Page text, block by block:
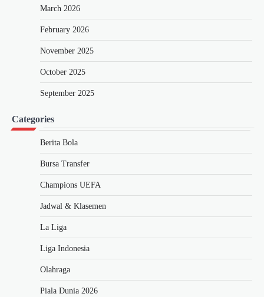
March 2026
February 2026
November 2025
October 2025
September 2025
Categories
Berita Bola
Bursa Transfer
Champions UEFA
Jadwal & Klasemen
La Liga
Liga Indonesia
Olahraga
Piala Dunia 2026